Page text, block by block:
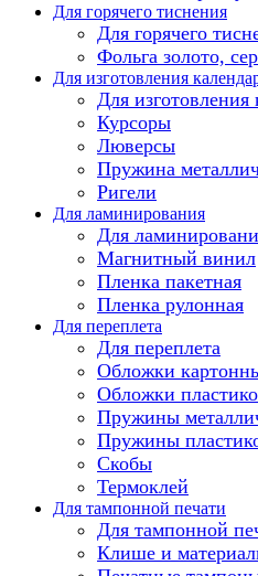
Для горячего тиснения
Для горячего
Фольга золото,
Для изготовления
Для изготовления
Курсоры
Люверсы
Пружина
Ригели
Для ламинирования
Для
Магнитный винил
Пленка пакетная
Пленка рулонная
Для переплета
Для переплета
Обложки
Обложки
Пружины
Пружины
Скобы
Термоклей
Для тампонной печати
Для тампонной
Клише и